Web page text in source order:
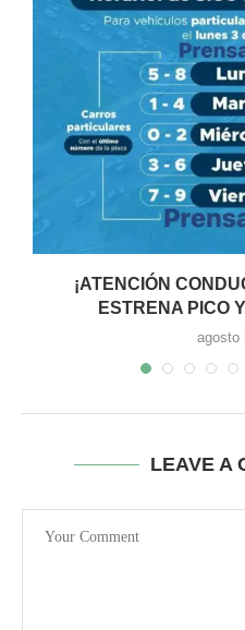
¡ATENCIÓN
ESTRENA PICO
agosto
LEAVE A